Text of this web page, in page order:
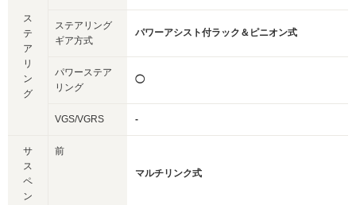
ス
テ
ア
リ
ン
グ
ステアリング
ギア方式
パワーアシスト付ラック＆ピニオン式
パワーステア
リング
◯
VGS/VGRS -
サ
ス
ペ
ン
前
マルチリンク式